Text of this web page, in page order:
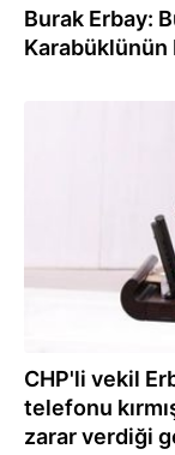
Burak Erbay:
Karabüklünün
CHP'li vekil
telefonu
zarar verdiği